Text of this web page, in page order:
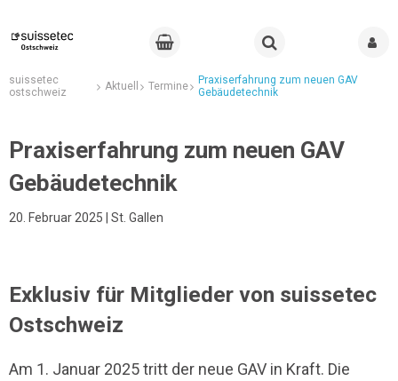
suissetec
ostschweiz
Aktuell Termine
Praxiserfahrung zum neuen GAV
Gebäudetechnik
Praxiserfahrung zum neuen GAV
Gebäudetechnik
20. Februar 2025 | St. Gallen
Exklusiv für Mitglieder von suissetec
Ostschweiz
Am 1. Januar 2025 tritt der neue GAV in Kraft. Die